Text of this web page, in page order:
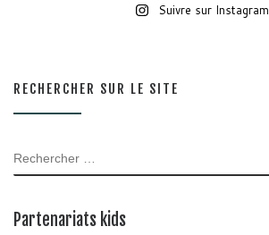
Suivre sur Instagram
RECHERCHER SUR LE SITE
RECHERCHER
Partenariats kids